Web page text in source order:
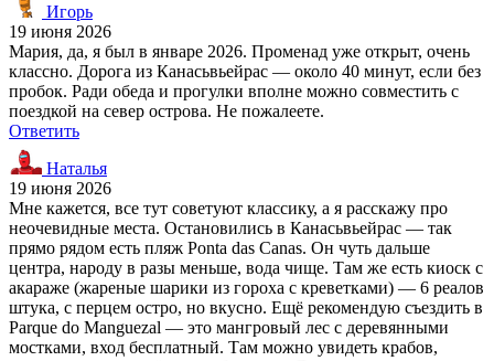
Игорь
19 июня 2026
Мария, да, я был в январе 2026. Променад уже открыт, очень
классно. Дорога из Канасьвьейрас — около 40 минут, если без
пробок. Ради обеда и прогулки вполне можно совместить с
поездкой на север острова. Не пожалеете.
Ответить
Наталья
19 июня 2026
Мне кажется, все тут советуют классику, а я расскажу про
неочевидные места. Остановились в Канасьвьейрас — так
прямо рядом есть пляж Ponta das Canas. Он чуть дальше
центра, народу в разы меньше, вода чище. Там же есть киоск с
акараже (жареные шарики из гороха с креветками) — 6 реалов
штука, с перцем остро, но вкусно. Ещё рекомендую съездить в
Parque do Manguezal — это мангровый лес с деревянными
мостками, вход бесплатный. Там можно увидеть крабов,